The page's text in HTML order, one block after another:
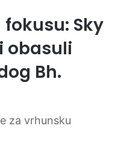
Sky
obasuli
Bh.
za vrhunsku